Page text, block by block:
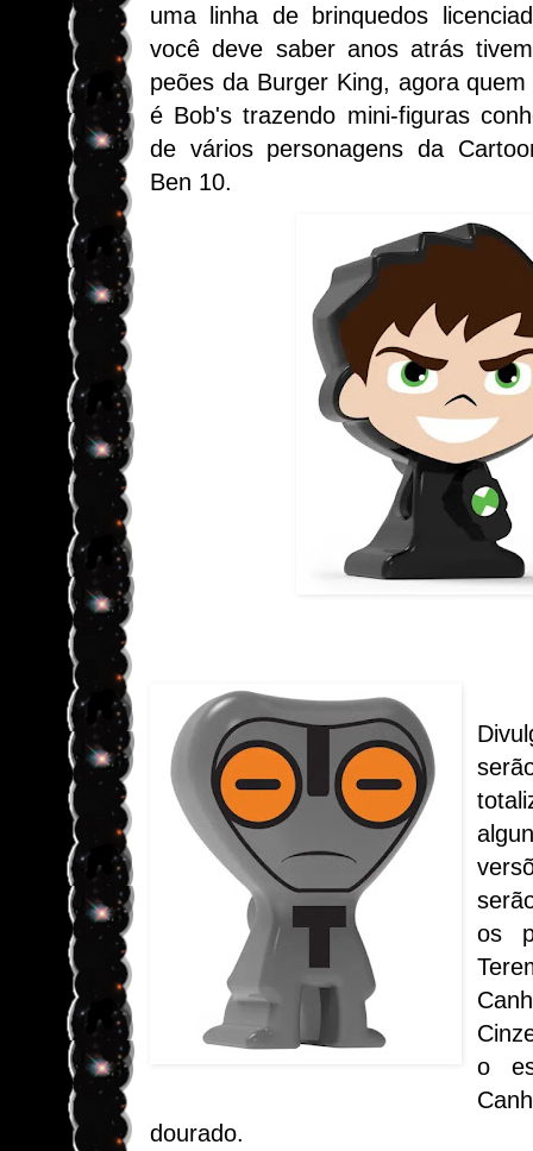
uma linha de brinquedos
você deve saber anos atrás
peões da Burger King, agora
é Bob's trazendo mini-figuras
de vários personagens da
Ben 10.
os
o
dourado.